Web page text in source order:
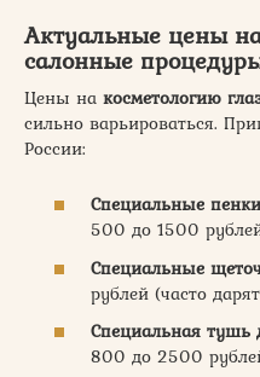
Актуальные цены
салонные
Цены на косметологию
сильно варьироваться.
России:
Специальные
500 до 1500
Специальные
рублей (часто
Специальная
800 до 2500